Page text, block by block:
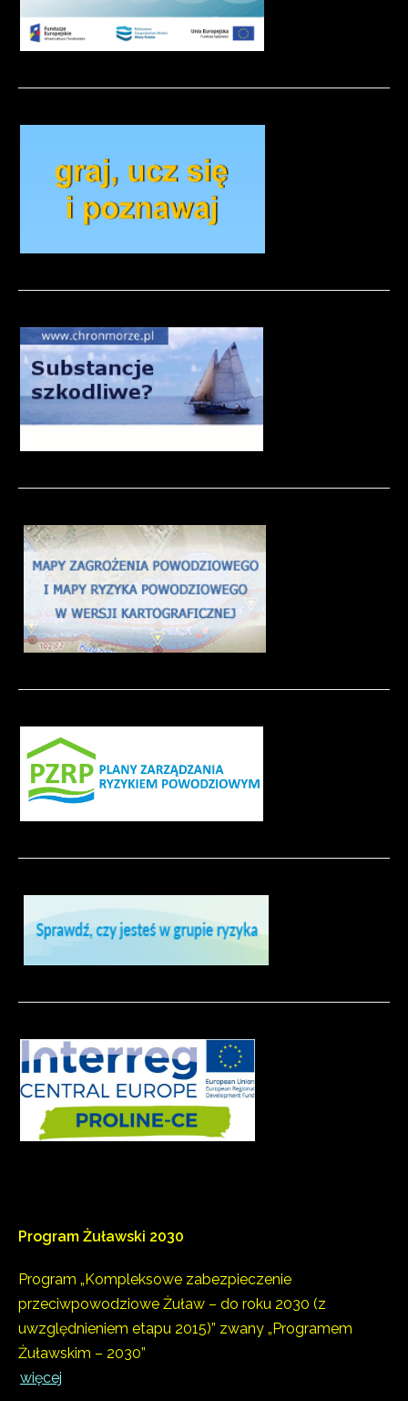
Program Żuławski 2030
Program „Kompleksowe zabezpieczenie
przeciwpowodziowe Żuław – do roku 2030 (z
uwzględnieniem etapu 2015)” zwany „Programem
Żuławskim – 2030”
więcej